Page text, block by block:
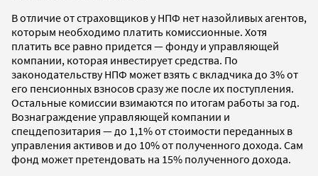
В отличие от страховщиков у НПФ нет назойливых агентов,
которым необходимо платить комиссионные. Хотя
платить все равно придется — фонду и управляющей
компании, которая инвестирует средства. По
законодательству НПФ может взять с вкладчика до 3% от
его пенсионных взносов сразу же после их поступления.
Остальные комиссии взимаются по итогам работы за год.
Вознаграждение управляющей компании и
спецдепозитария — до 1,1% от стоимости переданных в
управления активов и до 10% от полученного дохода. Сам
фонд может претендовать на 15% полученного дохода.